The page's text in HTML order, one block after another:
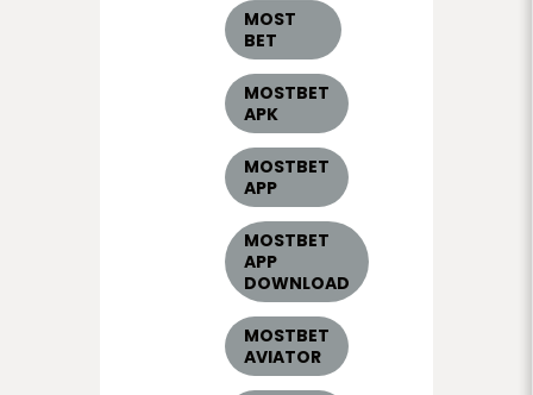
MOST
BET
MOSTBET
APK
MOSTBET
APP
MOSTBET
APP
DOWNLOAD
MOSTBET
AVIATOR